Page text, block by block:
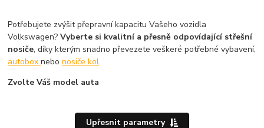
Potřebujete zvýšit přepravní kapacitu Vašeho vozidla
Volkswagen?Vyberte si kvalitní a přesně odpovídající střešní
nosiče, díky kterým snadno převezete veškeré potřebné vybavení,
autoboxnebonosiče kol.
Zvolte Váš model auta
Upřesnit parametry